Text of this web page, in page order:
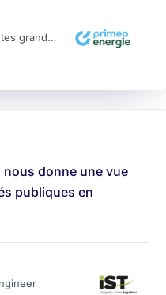
Responsable des ventes grands comptes
nous donne une vue
publiques en